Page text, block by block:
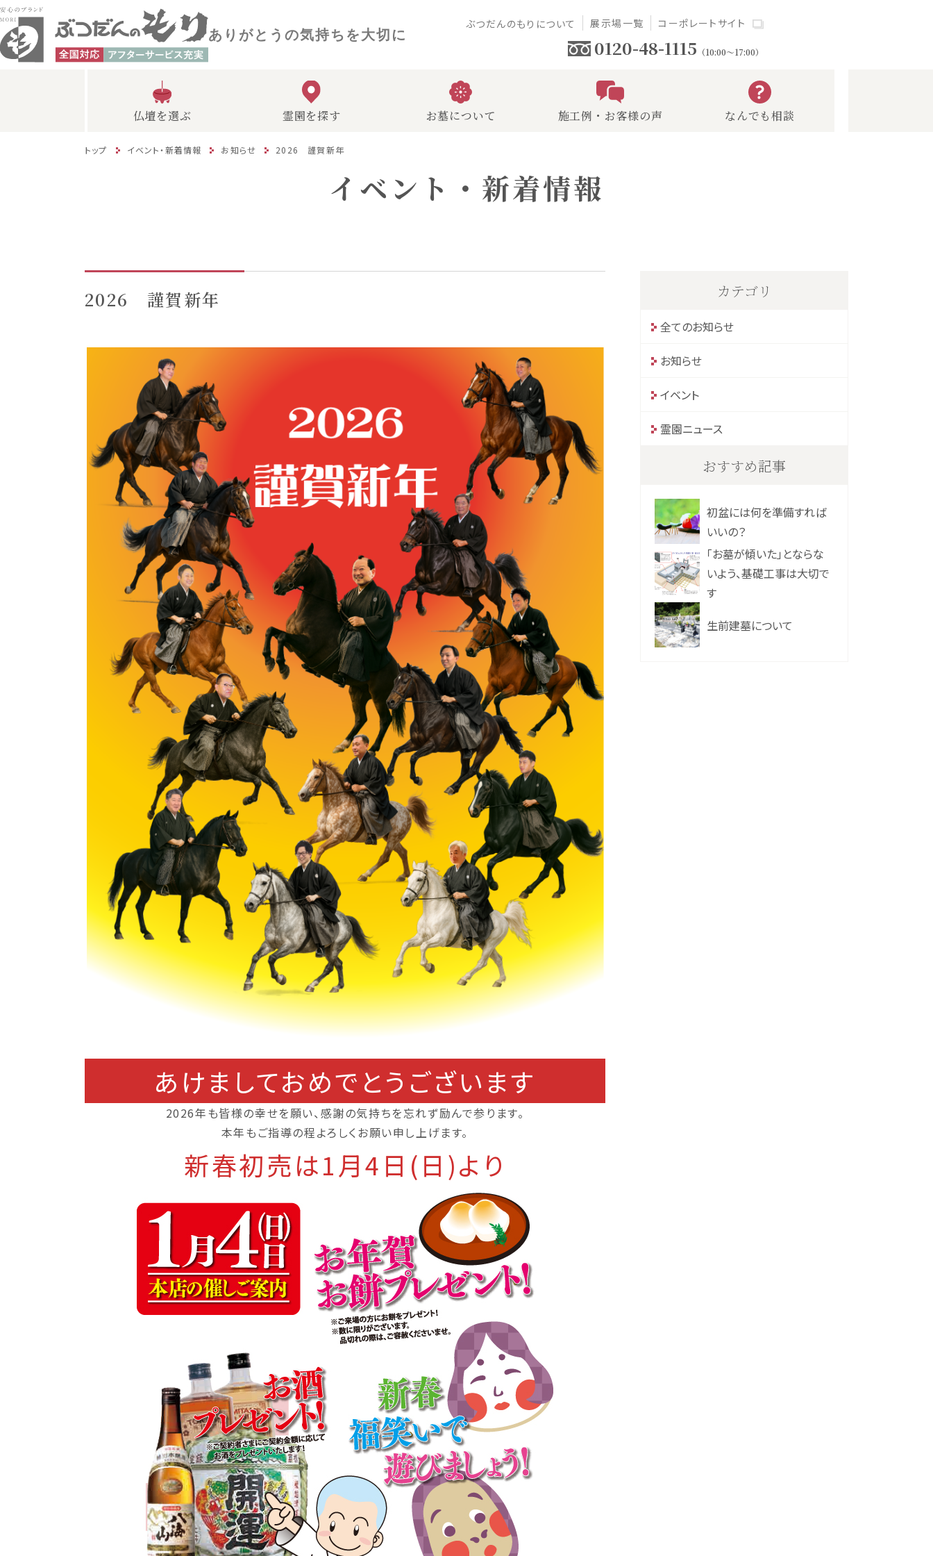
ありがとうの気持ちを大切に
ぶつだんのもりについて 展示場一覧 コーポレートサイト
0120-48-1115 （10:00～17:00）
仏壇を選ぶ 霊園を探す お墓について 施工例・お客様の声 なんでも相談
トップ イベント・新着情報 お知らせ 2026 謹賀新年
イベント・新着情報
2026 謹賀新年
あけましておめでとうございます
2026年も皆様の幸せを願い、感謝の気持ちを忘れず励んで参ります。
本年もご指導の程よろしくお願い申し上げます。
新春初売は1月4日(日)より
カテゴリ
全てのお知らせ
お知らせ
イベント
霊園ニュース
おすすめ記事
初盆には何を準備すれば
いいの？
「お墓が傾いた」とならな
いよう、基礎工事は大切で
す
生前建墓について